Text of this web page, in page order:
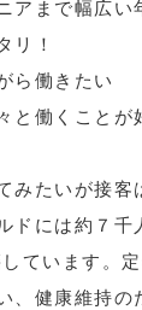
アまで幅広い
リ！
ら働きたい
と働くことが
みたいが接客
ドには約７
ています。
、健康維持